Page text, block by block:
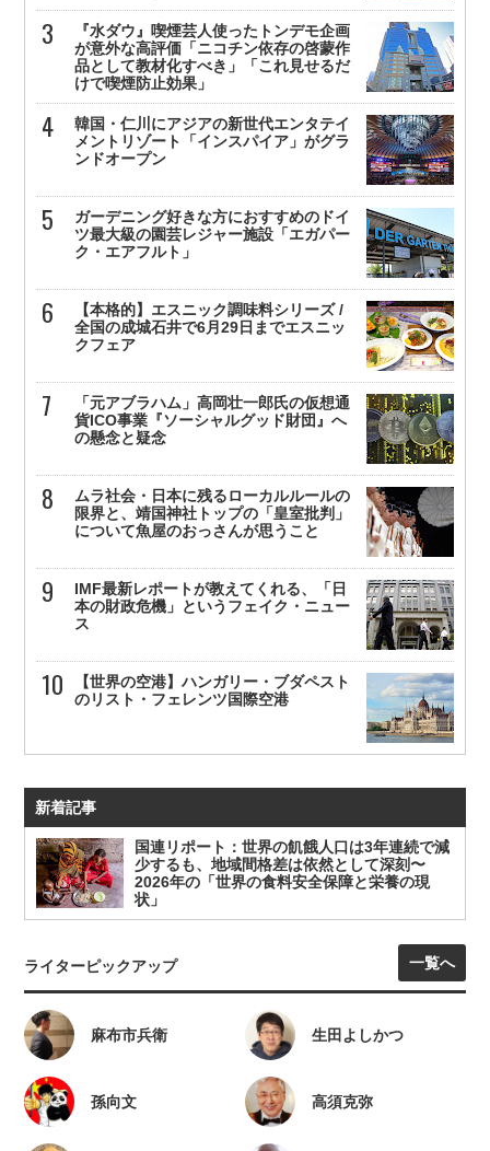
『水ダウ』喫煙芸人使ったトンデモ企画
が意外な高評価「ニコチン依存の啓蒙作
品として教材化すべき」「これ見せるだ
けで喫煙防止効果」
韓国・仁川にアジアの新世代エンタテイ
メントリゾート「インスパイア」がグラ
ンドオープン
ガーデニング好きな方におすすめのドイ
ツ最大級の園芸レジャー施設「エガパー
ク・エアフルト」
【本格的】エスニック調味料シリーズ /
全国の成城石井で6月29日までエスニッ
クフェア
「元アブラハム」高岡壮一郎氏の仮想通
貨ICO事業『ソーシャルグッド財団』へ
の懸念と疑念
ムラ社会・日本に残るローカルルールの
限界と、靖国神社トップの「皇室批判」
について魚屋のおっさんが思うこと
IMF最新レポートが教えてくれる、「日
本の財政危機」というフェイク・ニュー
ス
【世界の空港】ハンガリー・ブダペスト
のリスト・フェレンツ国際空港
新着記事
国連リポート：世界の飢餓人口は3年連続で減
少するも、地域間格差は依然として深刻〜
2026年の「世界の食料安全保障と栄養の現
状」
ライターピックアップ 一覧へ
麻布市兵衛 生田よしかつ
孫向文 高須克弥